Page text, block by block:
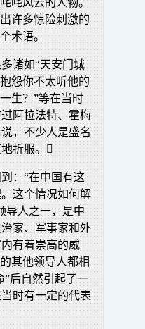
许多惊险刺激的
术语。
诸如“天安门城
怨你不太听他的
生？”等在当时
阿拉法特、霍梅
，不少人是盛名
折服。
：“在中国有这
这个情况如何解
导人之一，是中
家、军事家和外
有着崇高的威
其他领导人都相
”后自然引起了一
时有一定的代表